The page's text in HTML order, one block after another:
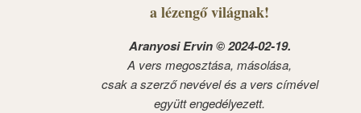
a lézengő világnak!
Aranyosi Ervin © 2024-02-19.
A vers megosztása, másolása,
csak a szerző nevével és a vers címével
együtt engedélyezett.